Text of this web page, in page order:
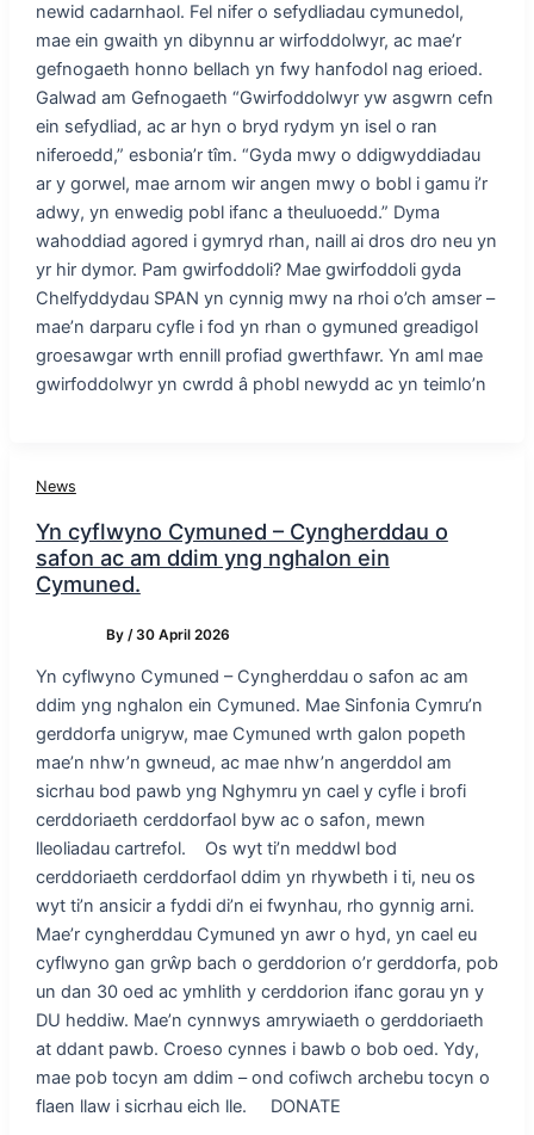
newid cadarnhaol. Fel nifer o sefydliadau cymunedol,
mae ein gwaith yn dibynnu ar wirfoddolwyr, ac mae’r
gefnogaeth honno bellach yn fwy hanfodol nag erioed.
Galwad am Gefnogaeth “Gwirfoddolwyr yw asgwrn cefn
ein sefydliad, ac ar hyn o bryd rydym yn isel o ran
niferoedd,” esbonia’r tîm. “Gyda mwy o ddigwyddiadau
ar y gorwel, mae arnom wir angen mwy o bobl i gamu i’r
adwy, yn enwedig pobl ifanc a theuluoedd.” Dyma
wahoddiad agored i gymryd rhan, naill ai dros dro neu yn
yr hir dymor. Pam gwirfoddoli? Mae gwirfoddoli gyda
Chelfyddydau SPAN yn cynnig mwy na rhoi o’ch amser –
mae’n darparu cyfle i fod yn rhan o gymuned greadigol
groesawgar wrth ennill profiad gwerthfawr. Yn aml mae
gwirfoddolwyr yn cwrdd â phobl newydd ac yn teimlo’n
News
Yn cyflwyno Cymuned – Cyngherddau o
safon ac am ddim yng nghalon ein
Cymuned.
By / 30 April 2026
Yn cyflwyno Cymuned – Cyngherddau o safon ac am
ddim yng nghalon ein Cymuned. Mae Sinfonia Cymru’n
gerddorfa unigryw, mae Cymuned wrth galon popeth
mae’n nhw’n gwneud, ac mae nhw’n angerddol am
sicrhau bod pawb yng Nghymru yn cael y cyfle i brofi
cerddoriaeth cerddorfaol byw ac o safon, mewn
lleoliadau cartrefol. Os wyt ti’n meddwl bod
cerddoriaeth cerddorfaol ddim yn rhywbeth i ti, neu os
wyt ti’n ansicir a fyddi di’n ei fwynhau, rho gynnig arni.
Mae’r cyngherddau Cymuned yn awr o hyd, yn cael eu
cyflwyno gan grŵp bach o gerddorion o’r gerddorfa, pob
un dan 30 oed ac ymhlith y cerddorion ifanc gorau yn y
DU heddiw. Mae’n cynnwys amrywiaeth o gerddoriaeth
at ddant pawb. Croeso cynnes i bawb o bob oed. Ydy,
mae pob tocyn am ddim – ond cofiwch archebu tocyn o
flaen llaw i sicrhau eich lle. DONATE